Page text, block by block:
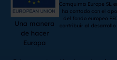
Una manera
de hacer
Europa
Comquima Europe SL
ha contado con el
del fondo europeo
contribuir al